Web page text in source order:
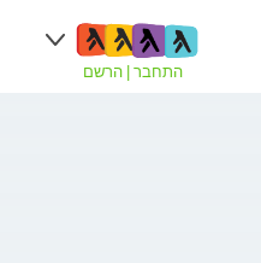
התחבר הרשם